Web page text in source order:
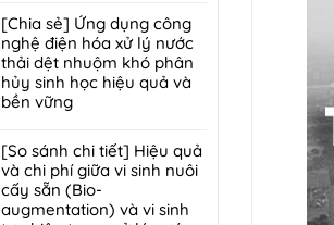
trung
chuyển
rác
hiệu
quả,
chuẩn
2026
hại:
Ép
bùn
khung
bản
hay
bùn
ly
tâm
tối
7
lỗi
phổ
biến
khiến
đốt
rác
nhanh
hỏng
có
bình
luận
ở
[Chia
sẻ]
lược
tái
sử
dụng
[Chia sẻ] Ứng dụng công
nghệ điện hóa xử lý nước
thải dệt nhuộm khó phân
hủy sinh học hiệu quả và
bền vững
có
bình
luận
ở
[So sánh chi tiết] Hiệu quả
và chi phí giữa vi sinh nuôi
cấy sẵn (Bio-
augmentation) và vi sinh